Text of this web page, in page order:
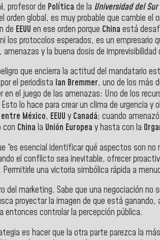
, profesor de Política de la UniversidaddelSur
orden global, es muy probable que cambie el
de EEUU en ese orden porque China está
los protocolos esperados, es un
y la buena dosis de imprevisibilidad
que encierra la actitud del mandatario
el periodista Ian Bremmer, uno de los más
en el juego de las amenazas: Uno de los
lo hace para crear un clima de urgencia
México, EEUU y Canadá; cuando
con China la Unión Europea y hasta con la
“es esencial identificar qué aspectos son
el conflicto sea inevitable, ofrecer
una victoria simbólica rápida a
del marketing. Sabe que una negociación no
proyectar la imagen de que está ganando,
entonces controlar la percepción pública.
es hacer que la otra parte parezca la